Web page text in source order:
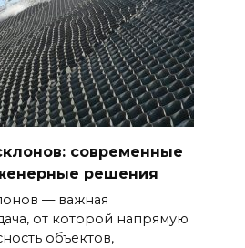
современные
решения
— важная
от которой напрямую
объектов,